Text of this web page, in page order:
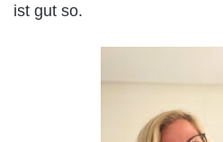
ist gut so.